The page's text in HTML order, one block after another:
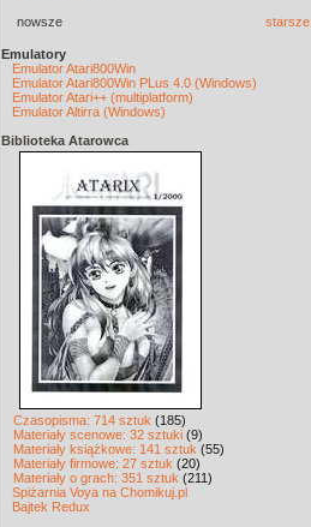
nowsze starsze
Emulatory
Emulator Atari800Win
Emulator Atari800Win PLus 4.0 (Windows)
Emulator Atari++ (multiplatform)
Emulator Altirra (Windows)
Biblioteka Atarowca
Czasopisma: 714 sztuk (185)
Materiały scenowe: 32 sztuki (9)
Materiały książkowe: 141 sztuk (55)
Materiały firmowe: 27 sztuk (20)
Materiały o grach: 351 sztuk (211)
Spiżarnia Voya na Chomikuj.pl
Bajtek Redux